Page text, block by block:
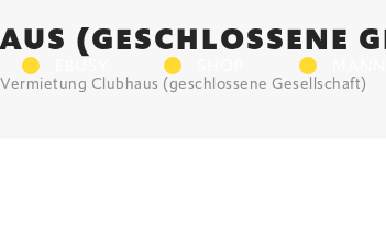
EBUSY
(GESCHLOSSENE
Vermietung Clubhaus (geschlossene Gesellschaft)